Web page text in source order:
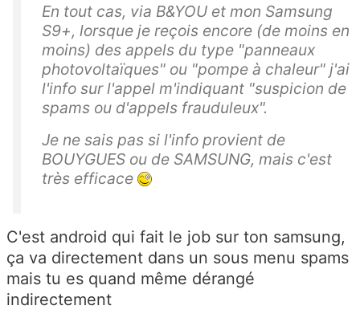
En tout cas, via B&YOU et mon Samsung
S9+, lorsque je reçois encore (de moins en
moins) des appels du type "panneaux
photovoltaïques" ou "pompe à chaleur" j'ai
l'info sur l'appel m'indiquant "suspicion de
spams ou d'appels frauduleux".
Je ne sais pas si l'info provient de
BOUYGUES ou de SAMSUNG, mais c'est
très efficace
C'est android qui fait le job sur ton samsung,
ça va directement dans un sous menu spams
mais tu es quand même dérangé
indirectement